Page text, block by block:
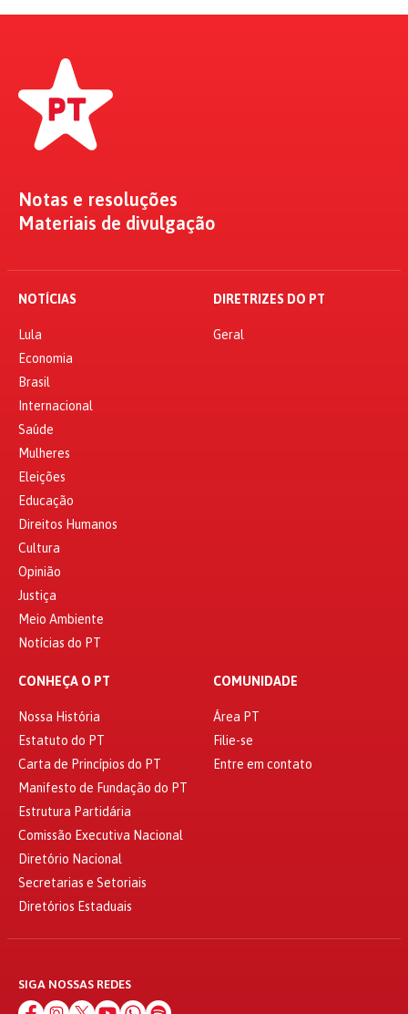
Notas e resoluções
Materiais de divulgação
NOTÍCIAS
Lula
Economia
Brasil
Internacional
Saúde
Mulheres
Eleições
Educação
Direitos Humanos
Cultura
Opinião
Justiça
Meio Ambiente
Notícias do PT
DIRETRIZES DO PT
Geral
CONHEÇA O PT
Nossa História
Estatuto do PT
Carta de Princípios do PT
Manifesto de Fundação do PT
Estrutura Partidária
Comissão Executiva Nacional
Diretório Nacional
Secretarias e Setoriais
Diretórios Estaduais
COMUNIDADE
Área PT
Filie-se
Entre em contato
SIGA NOSSAS REDES